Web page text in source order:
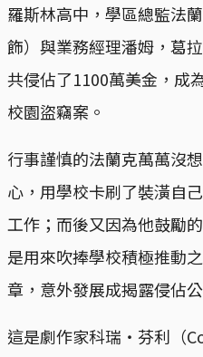
羅斯林高中，學區總監法
飾）與業務經理潘姆，葛
共侵佔了1100萬美金，成
校園盜竊案。
行事謹慎的法蘭克萬萬沒
心，用學校卡刷了裝潢自
工作；而後又因為他鼓勵
是用來吹捧學校積極推動
章，意外發展成揭露侵佔
這是劇作家科瑞‧芬利（